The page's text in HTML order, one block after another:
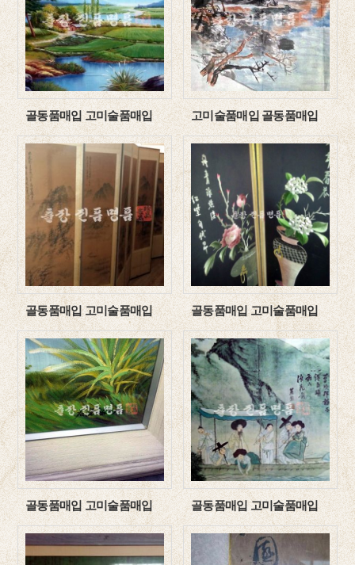
골동품매입 고미술품매입 고미술품매입 골동품매입
골동품매입 고미술품매입 골동품매입 고미술품매입
골동품매입 고미술품매입 골동품매입 고미술품매입